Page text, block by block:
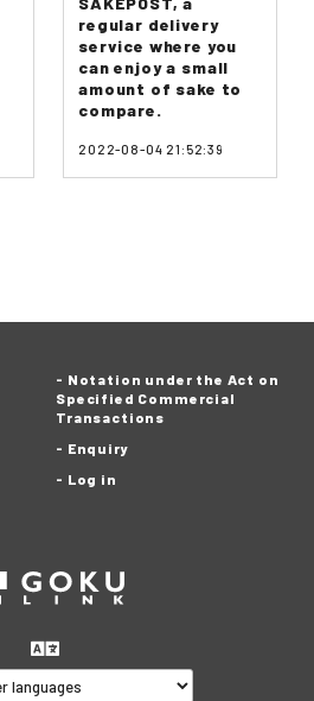
regular delivery
service where you
can enjoy a small
amount of sake to
compare.
2022-08-04 21:52:39
Notation under the Act on
Specified Commercial
Transactions
Enquiry
Log in